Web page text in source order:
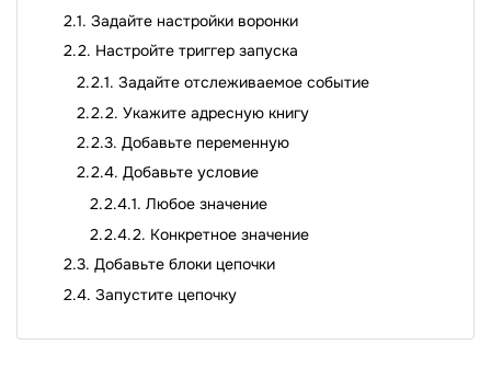
Задайте настройки воронки
Настройте триггер запуска
Задайте отслеживаемое событие
Укажите адресную книгу
Добавьте переменную
Добавьте условие
Любое значение
Конкретное значение
Добавьте блоки цепочки
Запустите цепочку